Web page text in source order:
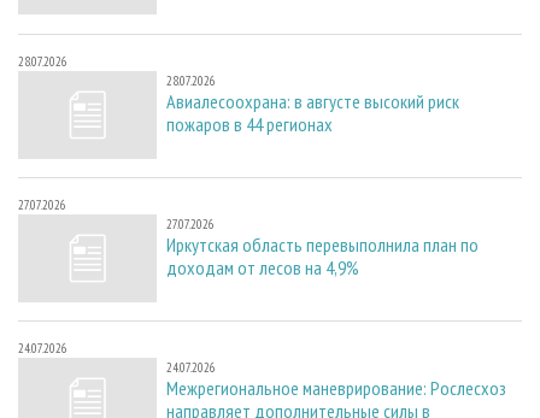
28.07.2026
28.07.2026
Авиалесоохрана: в августе высокий риск
пожаров в 44 регионах
27.07.2026
27.07.2026
Иркутская область перевыполнила план по
доходам от лесов на 4,9%
24.07.2026
24.07.2026
Межрегиональное маневрирование: Рослесхоз
направляет дополнительные силы в